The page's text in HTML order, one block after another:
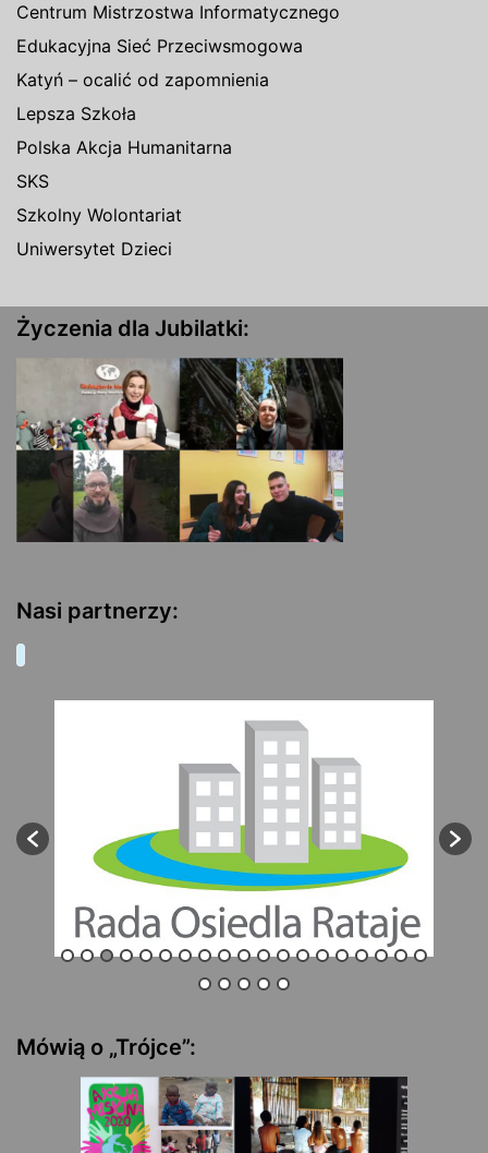
Centrum Mistrzostwa Informatycznego
Edukacyjna Sieć Przeciwsmogowa
Katyń – ocalić od zapomnienia
Lepsza Szkoła
Polska Akcja Humanitarna
SKS
Szkolny Wolontariat
Uniwersytet Dzieci
Życzenia dla Jubilatki:
Nasi partnerzy:
Mówią o „Trójce”: